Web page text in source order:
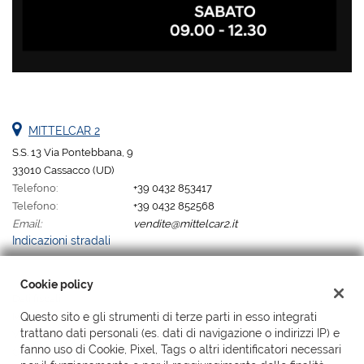
MITTELCAR 2
S.S. 13 Via Pontebbana, 9
33010 Cassacco (UD)
Telefono:
+39 0432 853417
Telefono:
+39 0432 852568
Email:
vendite@mittelcar2.it
Indicazioni stradali
Mittelcar 2 Srl
Via Pontebbana, 9, Cassacco (UD)
C.F/P.IVA:02176820302 sdi SUBM70N
Cookie policy
Questo sito e gli strumenti di terze parti in esso integrati
trattano dati personali (es. dati di navigazione o indirizzi IP) e
fanno uso di Cookie, Pixel, Tags o altri identificatori necessari